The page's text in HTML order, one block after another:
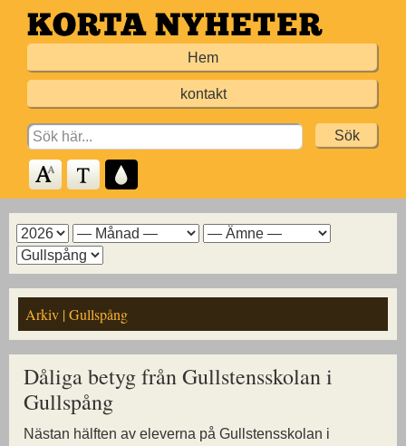
Hoppa
till
Hem
kontakt
Search
for:
Arkiv
för
år
Arkiv
för
månad
Arkiv
ämne
kommun
Arkiv | Gullspång
Dåliga betyg från Gullstensskolan i
Gullspång
Nästan hälften av eleverna på Gullstensskolan i